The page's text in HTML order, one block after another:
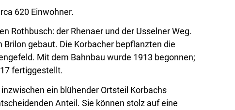
620 Einwohner.
Rothbusch: der Rhenaer und der Usselner Weg.
gebaut. Die Korbacher bepflanzten die
Mit dem Bahnbau wurde 1913 begonnen;
fertiggestellt.
ein blühender Ortsteil Korbachs
Anteil. Sie können stolz auf eine